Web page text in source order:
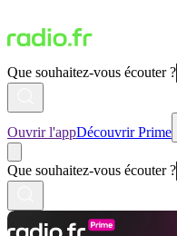
Que souhaitez-vous écouter ?
Ouvrir l'appDécouvrir Prime
Que souhaitez-vous écouter ?